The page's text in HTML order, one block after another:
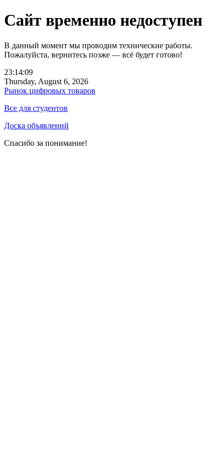
Сайт временно недоступен
В данный момент мы проводим технические работы.
Пожалуйста, вернитесь позже — всё будет готово!
23:14:09
Thursday, August 6, 2026
Рынок цифровых товаров
Все для студентов
Доска объявлений
Спасибо за понимание!